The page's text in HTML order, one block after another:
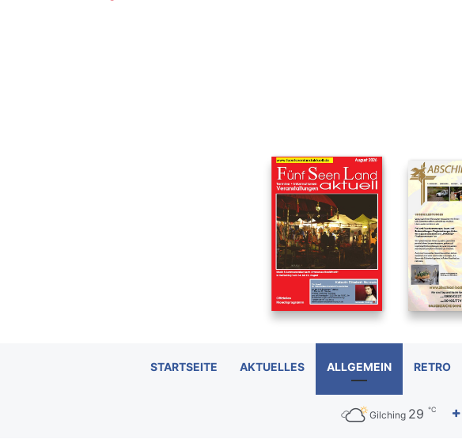
STARTSEITE AKTUELLES ALLGEMEIN RETRO
Gilching 29 ℃